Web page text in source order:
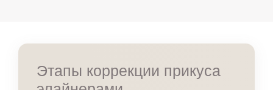
Этапы коррекции прикуса